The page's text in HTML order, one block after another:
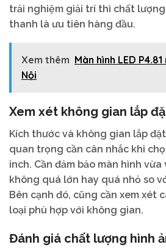
trải nghiệm giải trí thì chất
thanh là ưu tiên hàng đầu.
Xem thêm Màn hình LED
Nội
Xem xét không gian lắp
Kích thước và không gian lắp
quan trọng cần cân nhắc khi
inch. Cần đảm bảo màn hình
không quá lớn hay quá nhỏ so
Bên cạnh đó, cũng cần xem xét
loại phù hợp với không gian.
Đánh giá chất lượng hình